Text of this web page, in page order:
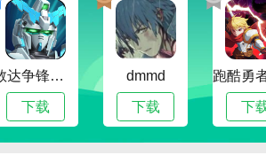
，允许用户在没有互联网连接的情
海量的影视资源、智能的推荐系
敢达争锋对决无限钻石版
下载
dmmd
下载 下